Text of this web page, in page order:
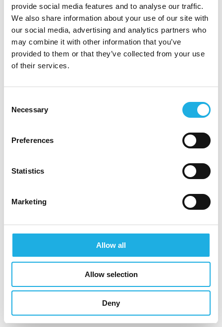
provide social media features and to analyse our traffic.
We also share information about your use of our site with
our social media, advertising and analytics partners who
may combine it with other information that you’ve
provided to them or that they’ve collected from your use
of their services.
Selection
Necessary
Preferences
Statistics
Marketing
Allow all
Allow selection
Deny
gjerne innen velferdsteknologi
Kompetanse på offentlige anskaffelser og
erfaring fra anbud
Ledererfaring, eller tydelig evne til å
motivere og utvikle team
bruk av CRM-/anbudsverktøy
Tydelig og inspirerende leder
teft